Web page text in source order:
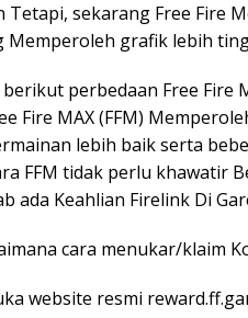
Tetapi, sekarang Free Fire
Memperoleh grafik lebih
perbedaan Free Fire
Fire MAX (FFM)
lebih baik serta
FFM tidak perlu khawatir
ada Keahlian Firelink Di
cara menukar/klaim
website resmi